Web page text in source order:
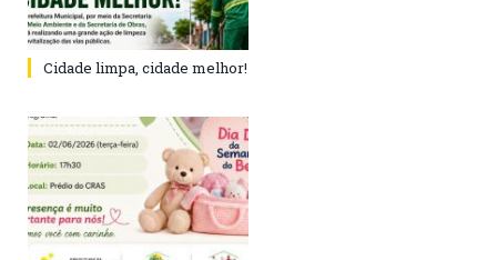
Cidade limpa, cidade melhor!